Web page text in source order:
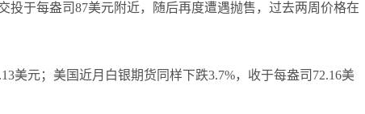
投于每盎司87美元附近，随后再度遭遇抛售，过去两周价格在
美元；美国近月白银期货同样下跌3.7%，收于每盎司72.16美